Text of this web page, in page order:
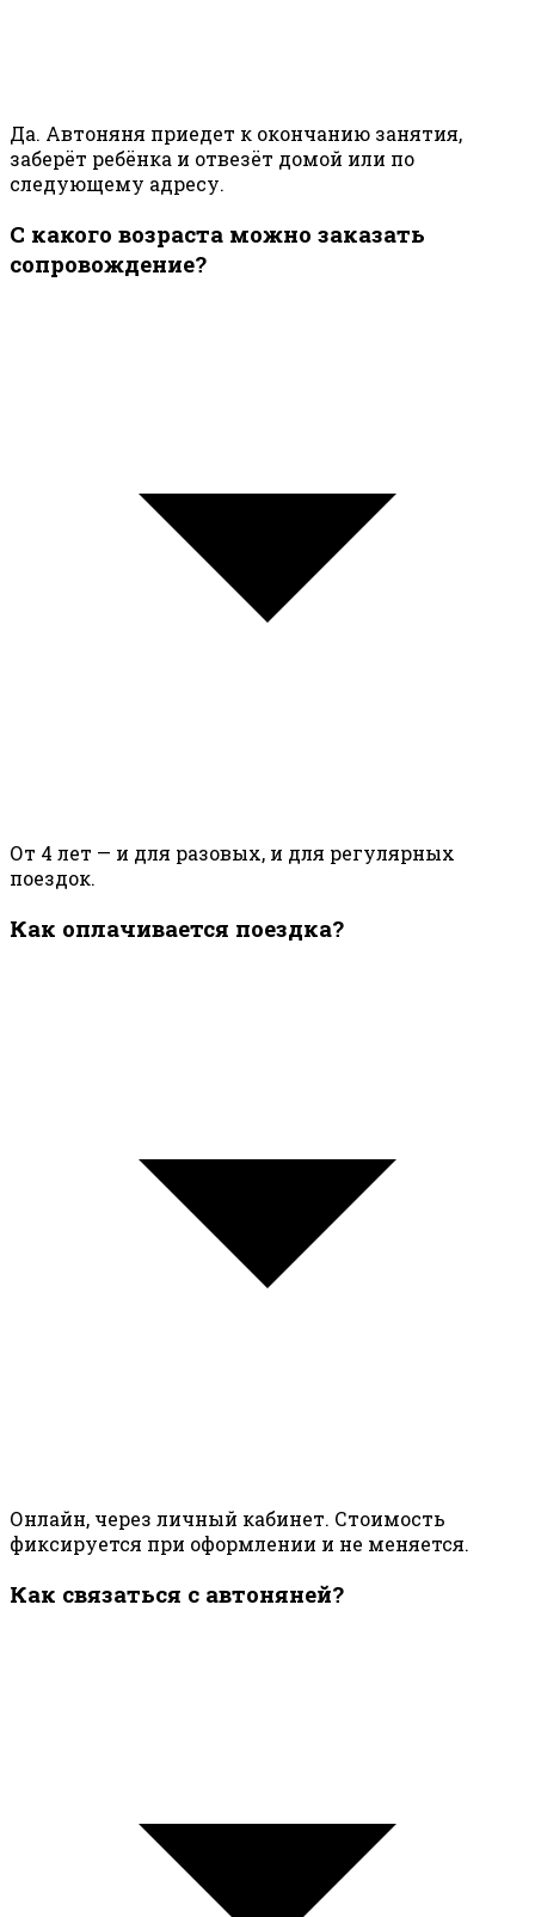
Да. Автоняня приедет к окончанию занятия,
заберёт ребёнка и отвезёт домой или по
следующему адресу.
С какого возраста можно заказать
сопровождение?
От 4 лет — и для разовых, и для регулярных
поездок.
Как оплачивается поездка?
Онлайн, через личный кабинет. Стоимость
фиксируется при оформлении и не меняется.
Как связаться с автоняней?